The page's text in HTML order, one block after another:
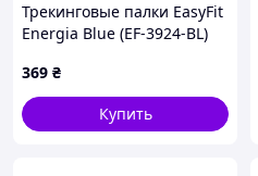
Трекинговые палки EasyFit
Energia Blue (EF-3924-BL)
369 ₴
Купить